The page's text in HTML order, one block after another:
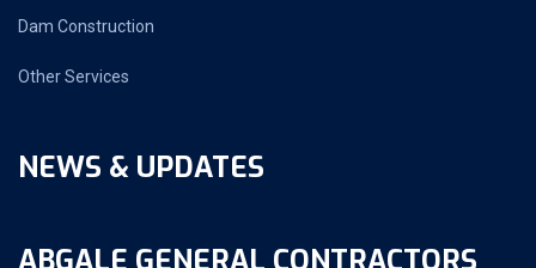
Dam Construction
Other Services
NEWS & UPDATES